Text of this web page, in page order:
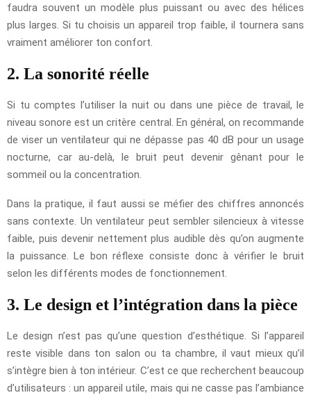
faudra souvent un modèle plus puissant ou avec des hélices
plus larges. Si tu choisis un appareil trop faible, il tournera sans
vraiment améliorer ton confort.
2. La sonorité réelle
Si tu comptes l’utiliser la nuit ou dans une pièce de travail, le
niveau sonore est un critère central. En général, on recommande
de viser un ventilateur qui ne dépasse pas 40 dB pour un usage
nocturne, car au-delà, le bruit peut devenir gênant pour le
sommeil ou la concentration.
Dans la pratique, il faut aussi se méfier des chiffres annoncés
sans contexte. Un ventilateur peut sembler silencieux à vitesse
faible, puis devenir nettement plus audible dès qu’on augmente
la puissance. Le bon réflexe consiste donc à vérifier le bruit
selon les différents modes de fonctionnement.
3. Le design et l’intégration dans la pièce
Le design n’est pas qu’une question d’esthétique. Si l’appareil
reste visible dans ton salon ou ta chambre, il vaut mieux qu’il
s’intègre bien à ton intérieur. C’est ce que recherchent beaucoup
d’utilisateurs : un appareil utile, mais qui ne casse pas l’ambiance